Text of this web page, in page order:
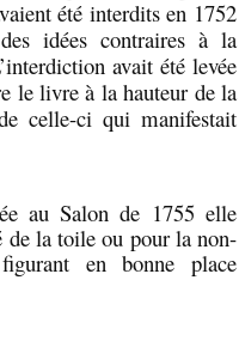
été interdits en 1752
idées contraires à la
avait été levée
le livre à la hauteur de la
celle-ci qui manifestait
au Salon de 1755 elle
de la toile ou pour la non-
figurant en bonne place